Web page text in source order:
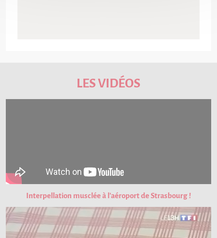
LES VIDÉOS
Interpellation musclée à l'aéroport de Strasbourg !